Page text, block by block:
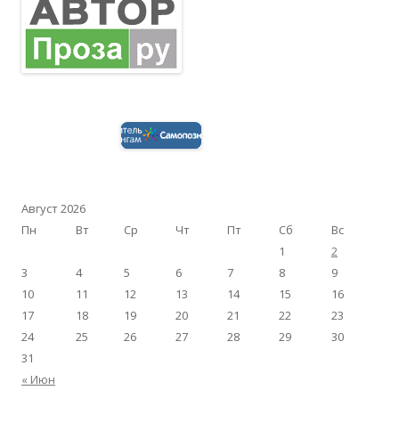
Август 2026
Пн
Вт Ср Чт Пт Сб
Вс
1
2
3
4 5 6 7 8
9
10
11 12 13 14 15
16
17
18 19 20 21 22
23
24
25 26 27 28 29
30
31
« Июн